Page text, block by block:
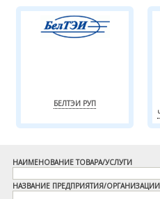
БЕЛТЭИ РУП
НАИМЕНОВАНИЕ ТОВАРА/УСЛУГИ
НАЗВАНИЕ ПРЕДПРИЯТИЯ/ОРГАНИЗАЦИИ